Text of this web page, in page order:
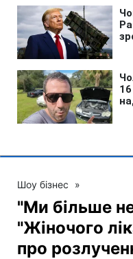
Шоу бізнес »
"Ми більше
"Жіночого
про